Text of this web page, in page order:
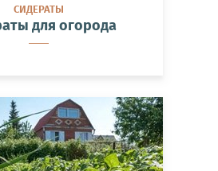
СИДЕРАТЫ
для огорода